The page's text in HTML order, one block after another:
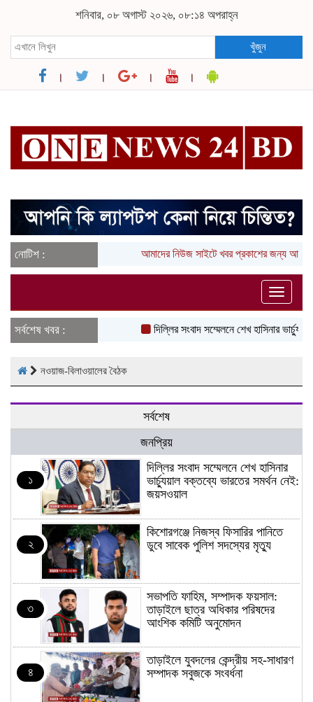
শনিবার, ০৮ অগাস্ট ২০২৬, ০৮:১৪ অপরাহ্ন
খুঁজুন
নোটিশ : আমাদের নিউজ সাইটে খবর প্রকাশের জন্য
Toggle
সর্বশেষ খবর :
দিল্লির সংবাদ সম্মেলনে শেখ হাসিনার
নওয়াজ-বিলাওয়ালের বৈঠক
সর্বশেষ
জনপ্রিয়
১
দিল্লির সংবাদ সম্মেলনে শেখ হাসিনার
ভার্চ্যুয়াল বক্তব্যে ভারতের সমর্থন নেই:
জয়সওয়াল
২
কিশোরগঞ্জে নিজস্ব ফিসারির পানিতে
ডুবে সাবেক পুলিশ সদস্যের মৃত্যু
৩
সভাপতি ফাহিম, সম্পাদক ফয়সাল:
তাড়াইলে ছাত্র অধিকার পরিষদের
আংশিক কমিটি অনুমোদন
৪
তাড়াইলে যুবদলের কেন্দ্রীয় সহ-সাধারণ
সম্পাদক সবুজকে সংবর্ধনা